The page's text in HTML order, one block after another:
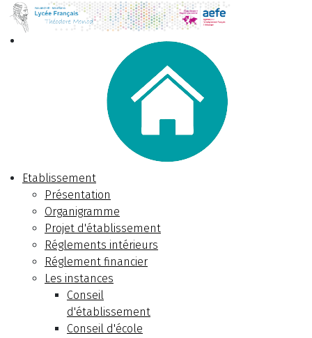
Etablissement
Présentation
Organigramme
Projet d'établissement
Réglements intérieurs
Réglement financier
Les instances
Conseil
d'établissement
Conseil d'école